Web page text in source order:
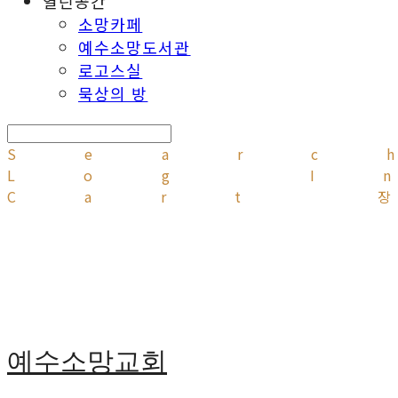
소망카페
예수소망도서관
로고스실
묵상의 방
Log
Cart
예수소망교회